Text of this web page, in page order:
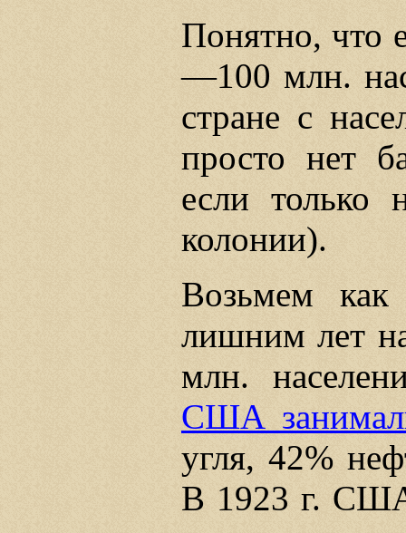
Понятно, что
—100 млн.
стране с
просто нет
если только
колонии).
Возьмем
лишним лет
млн.
США
угля, 42%
В 1923 г. США